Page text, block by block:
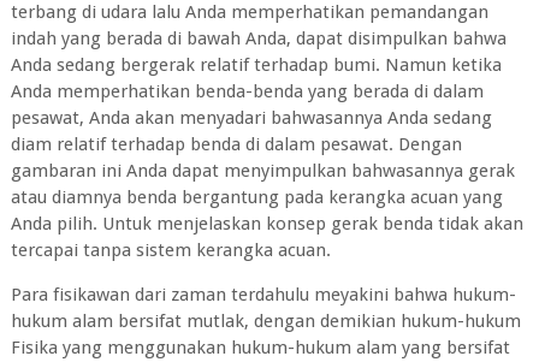
terbang di udara lalu Anda memperhatikan pemandangan
indah yang berada di bawah Anda, dapat disimpulkan bahwa
Anda sedang bergerak relatif terhadap bumi. Namun ketika
Anda memperhatikan benda-benda yang berada di dalam
pesawat, Anda akan menyadari bahwasannya Anda sedang
diam relatif terhadap benda di dalam pesawat. Dengan
gambaran ini Anda dapat menyimpulkan bahwasannya gerak
atau diamnya benda bergantung pada kerangka acuan yang
Anda pilih. Untuk menjelaskan konsep gerak benda tidak akan
tercapai tanpa sistem kerangka acuan.
Para fisikawan dari zaman terdahulu meyakini bahwa hukum-
hukum alam bersifat mutlak, dengan demikian hukum-hukum
Fisika yang menggunakan hukum-hukum alam yang bersifat